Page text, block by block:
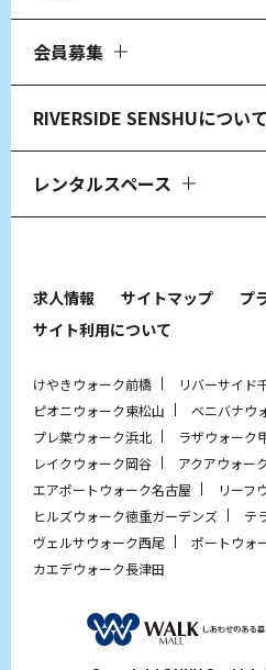
会員募集
RIVERSIDE SENSHUについて
レンタルスペース
求人情報 サイトマップ
プ
サイト利用について
けやきウォーク前橋
リバーサイド
ピオニウォーク東松山
ベニバナウ
プレ葉ウォーク浜北
ラザウォーク
レイクウォーク岡谷
アクアウォー
エアポートウォーク名古屋
リーフ
ヒルズウォーク徳重ガーデンズ
テ
ヴェルサウォーク西尾
ポートウォ
カエデウォーク長津田